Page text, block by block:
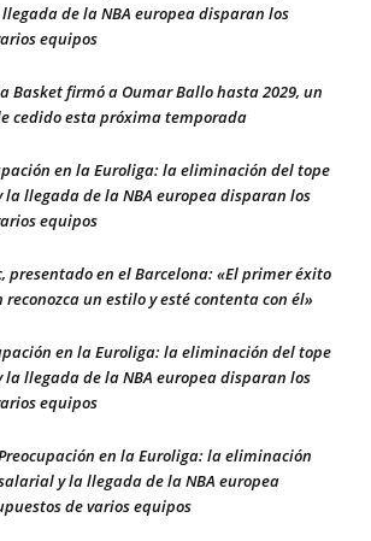
de la NBA europea disparan los
equipos
Basket firmó a Oumar Ballo hasta 2029, un
cedido esta próxima temporada
en la Euroliga: la eliminación del tope
llegada de la NBA europea disparan los
equipos
presentado en el Barcelona: «El primer éxito
un estilo y esté contenta con él»
en la Euroliga: la eliminación del tope
llegada de la NBA europea disparan los
equipos
en la Euroliga: la eliminación
y la llegada de la NBA europea
de varios equipos